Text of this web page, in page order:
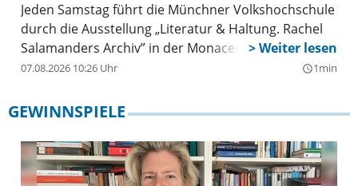
Jeden Samstag führt die Münchner Volkshochschule
durch die Ausstellung „Literatur & Haltung. Rachel
Salamanders Archiv” in der Monacensia.
07.08.2026 10:26 Uhr query_builder1min
GEWINNSPIELE